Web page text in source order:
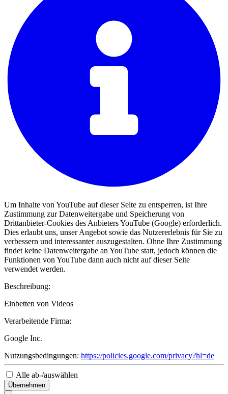
Um Inhalte von YouTube auf dieser Seite zu entsperren, ist Ihre
Zustimmung zur Datenweitergabe und Speicherung von
Drittanbieter-Cookies des Anbieters YouTube (Google) erforderlich.
Dies erlaubt uns, unser Angebot sowie das Nutzererlebnis für Sie zu
verbessern und interessanter auszugestalten. Ohne Ihre Zustimmung
findet keine Datenweitergabe an YouTube statt, jedoch können die
Funktionen von YouTube dann auch nicht auf dieser Seite
verwendet werden.
Beschreibung:
Einbetten von Videos
Verarbeitende Firma:
Google Inc.
Nutzungsbedingungen: https://policies.google.com/privacy?hl=de
Alle ab-/auswählen
Übernehmen